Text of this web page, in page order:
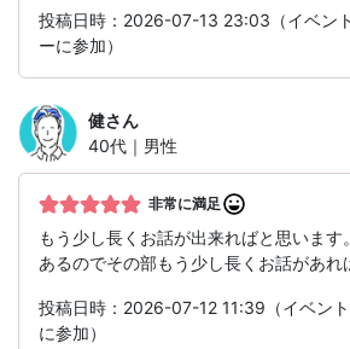
投稿日時：2026-07-13 23:03（イベン
ーに参加）
健さん
40代｜男性
非常に満足
もう少し長くお話が出来ればと思いま
あるのでその部もう少し長くお話があれ
投稿日時：2026-07-12 11:39（イベン
に参加）